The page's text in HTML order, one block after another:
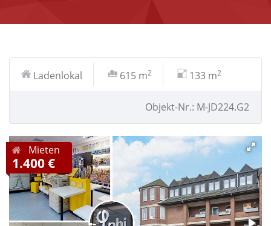
Ladenlokal 615 m2 133 m2
Objekt-Nr.: M-JD224.G2
Mieten
1.400 €